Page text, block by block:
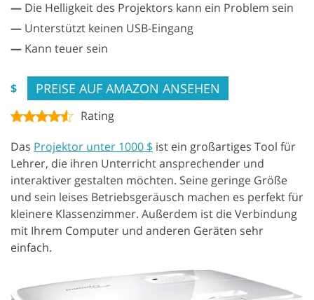
— Die Helligkeit des Projektors kann ein Problem sein
— Unterstützt keinen USB-Eingang
— Kann teuer sein
$ PREISE AUF AMAZON ANSEHEN
Rating
Das Projektor unter 1000 $ ist ein großartiges Tool für
Lehrer, die ihren Unterricht ansprechender und
interaktiver gestalten möchten. Seine geringe Größe
und sein leises Betriebsgeräusch machen es perfekt für
kleinere Klassenzimmer. Außerdem ist die Verbindung
mit Ihrem Computer und anderen Geräten sehr
einfach.